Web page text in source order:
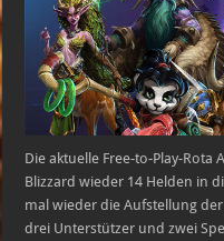
–
–
Die aktuelle Free-to-Play-Rota
Blizzard wieder 14 Helden in
mal wieder die Aufstellung
drei Unterstützer und zwei